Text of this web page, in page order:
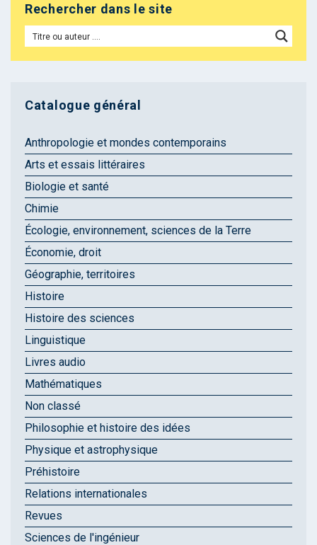
Rechercher dans le site
Catalogue général
Anthropologie et mondes contemporains
Arts et essais littéraires
Biologie et santé
Chimie
Écologie, environnement, sciences de la Terre
Économie, droit
Géographie, territoires
Histoire
Histoire des sciences
Linguistique
Livres audio
Mathématiques
Non classé
Philosophie et histoire des idées
Physique et astrophysique
Préhistoire
Relations internationales
Revues
Sciences de l'ingénieur